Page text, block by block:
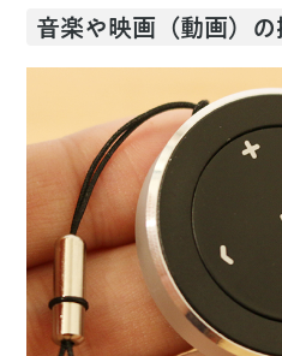
音楽や映画（動画）